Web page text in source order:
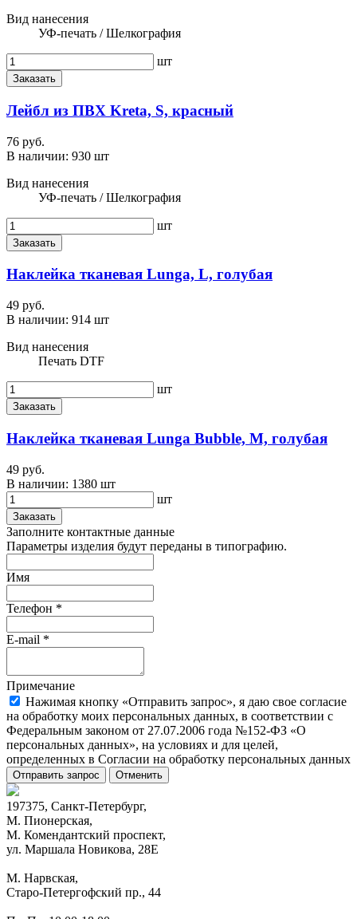
Вид нанесения
УФ-печать / Шелкография
шт
Заказать
Лейбл из ПВХ Kreta, S, красный
76 руб.
В наличии: 930 шт
Вид нанесения
УФ-печать / Шелкография
шт
Заказать
Наклейка тканевая Lunga, L, голубая
49 руб.
В наличии: 914 шт
Вид нанесения
Печать DTF
шт
Заказать
Наклейка тканевая Lunga Bubble, M, голубая
49 руб.
В наличии: 1380 шт
шт
Заказать
Заполните контактные данные
Параметры изделия будут переданы в типографию.
Имя
Телефон *
E-mail *
Примечание
Нажимая кнопку «Отправить запрос», я даю свое согласие
на обработку моих персональных данных, в соответствии с
Федеральным законом от 27.07.2006 года №152-ФЗ «О
персональных данных», на условиях и для целей,
определенных в Согласии на обработку персональных данных
Отправить запрос Отменить
197375, Санкт-Петербург,
М. Пионерская,
М. Комендантский проспект,
ул. Маршала Новикова, 28Е
М. Нарвская,
Старо-Петергофский пр., 44